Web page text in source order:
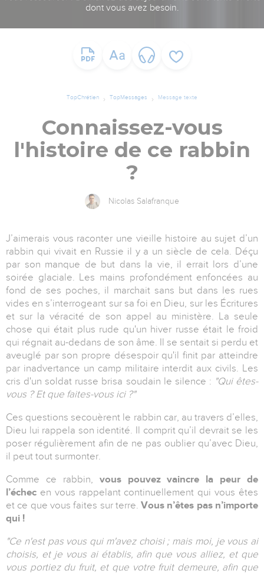
dont vous avez besoin.
TopChrétien TopMessages Message texte
Connaissez-vous
l'histoire de ce rabbin
?
Nicolas Salafranque
J’aimerais vous raconter une vieille histoire au sujet d’un
rabbin qui vivait en Russie il y a un siècle de cela. Déçu
par son manque de but dans la vie, il errait lors d’une
soirée glaciale. Les mains profondément enfoncées au
fond de ses poches, il marchait sans but dans les rues
vides en s’interrogeant sur sa foi en Dieu, sur les Écritures
et sur la véracité de son appel au ministère. La seule
chose qui était plus rude qu'un hiver russe était le froid
qui régnait au-dedans de son âme. Il se sentait si perdu et
aveuglé par son propre désespoir qu'il finit par atteindre
par inadvertance un camp militaire interdit aux civils. Les
cris d'un soldat russe brisa soudain le silence : "Qui êtes-
vous ? Et que faites-vous ici ?"
Ces questions secouèrent le rabbin car, au travers d’elles,
Dieu lui rappela son identité. Il comprit qu’il devrait se les
poser régulièrement afin de ne pas oublier qu’avec Dieu,
il peut tout surmonter.
Comme ce rabbin, vous pouvez vaincre la peur de
l’échec en vous rappelant continuellement qui vous êtes
et ce que vous faites sur terre.Vous n’êtes pas n’importe
qui !
"Ce n'est pas vous qui m'avez choisi ; mais moi, je vous ai
choisis, et je vous ai établis, afin que vous alliez, et que
vous portiez du fruit, et que votre fruit demeure, afin que